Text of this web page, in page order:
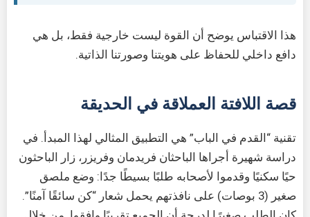
هذا الاقتباس يوضح أن القوة ليست خارجية فقط، بل هي
دافع داخلي للحفاظ على هويتنا وصورتنا الذاتية.
قصة اللافتة العملاقة في الحديقة
تقنية “القدم في الباب” هي التطبيق المثالي لهذا المبدأ. في
دراسة شهيرة أجراها الباحثان فريدمان وفريزر، زار الباحثون
حيًا سكنيًا وقدموا لأصحابه طلبًا بسيطًا جدًا: وضع ملصق
صغير (3 بوصات) على نافذتهم يحمل شعار “كن سائقًا آمنًا”.